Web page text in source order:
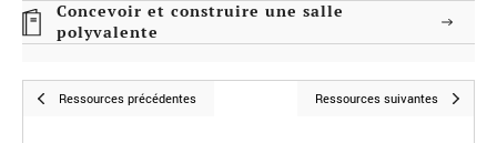
Concevoir et construire une salle
polyvalente
Ressources précédentes Ressources suivantes